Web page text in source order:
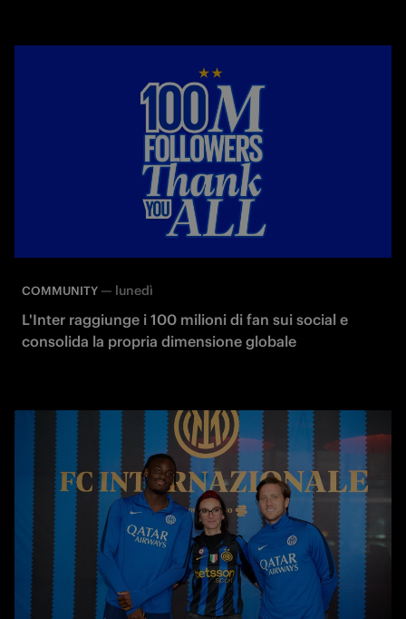
COMMUNITY — lunedì
L'Inter raggiunge i 100 milioni di fan sui social e
consolida la propria dimensione globale